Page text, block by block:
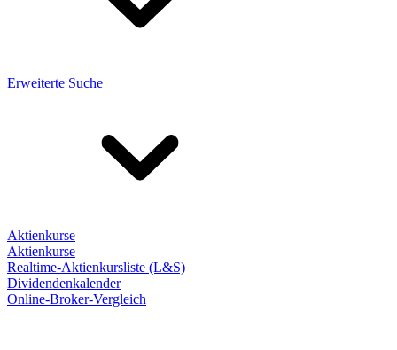
Erweiterte Suche
Aktienkurse
Aktienkurse
Realtime-Aktienkursliste (L&S)
Dividendenkalender
Online-Broker-Vergleich